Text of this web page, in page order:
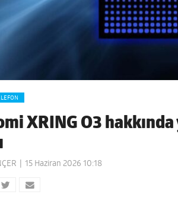
XRING O3
15 Haziran 2026 10:18